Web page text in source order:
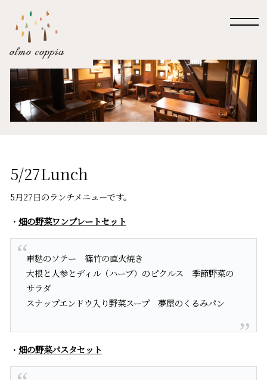
5/27Lunch
5月27日のランチメニューです。
・ 畑の野菜ワンプレートセット
車麩のソテー 篠竹の直火焼き
大根と人参とディル（ハーブ）のピクルス 季節野菜の
サラダ
スナップエンドウ入り野菜スープ 夢屋のくるみパン
・ 畑の野菜パスタセット